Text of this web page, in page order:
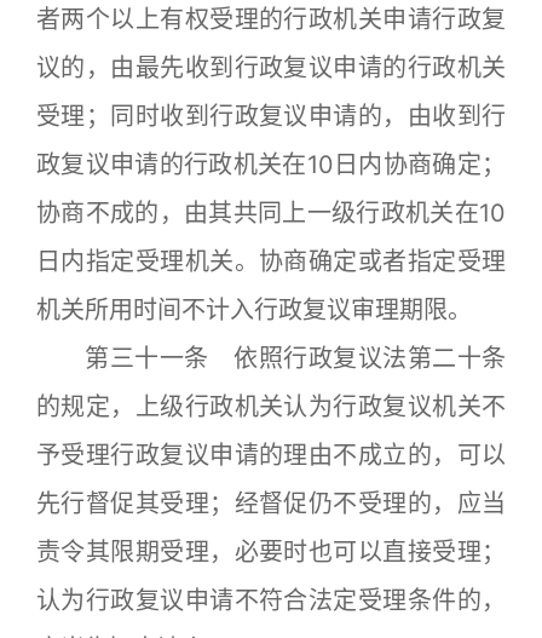
者两个以上有权受理的行政机关申请行政复
议的，由最先收到行政复议申请的行政机关
受理；同时收到行政复议申请的，由收到行
政复议申请的行政机关在10日内协商确定；
协商不成的，由其共同上一级行政机关在10
日内指定受理机关。协商确定或者指定受理
机关所用时间不计入行政复议审理期限。
第三十一条 依照行政复议法第二十条
的规定，上级行政机关认为行政复议机关不
予受理行政复议申请的理由不成立的，可以
先行督促其受理；经督促仍不受理的，应当
责令其限期受理，必要时也可以直接受理；
认为行政复议申请不符合法定受理条件的，